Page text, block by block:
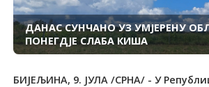
ДАНАС СУНЧАНО УЗ УМЈЕРЕНУ
ПОНЕГДЈЕ СЛАБА КИША
БИЈЕЉИНА, 9. ЈУЛА /СРНА/ - У